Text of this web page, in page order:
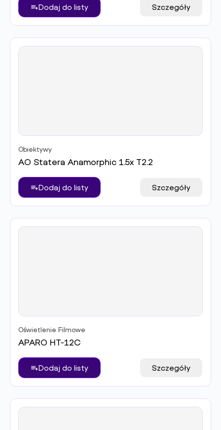
Dodaj do listy Szczegóły
Obiektywy
AO Statera Anamorphic 1.5x T2.2
Dodaj do listy Szczegóły
Oświetlenie Filmowe
APARO HT-12C
Dodaj do listy Szczegóły